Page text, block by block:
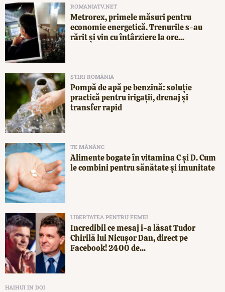
ROMANIATV.NET
Metrorex, primele măsuri pentru
economie energetică. Trenurile s-au
rărit și vin cu întârziere la ore...
ȘTIRI ROMÂNIA
Pompă de apă pe benzină: soluție
practică pentru irigații, drenaj și
transfer rapid
TE MĂNÂNC
Alimente bogate în vitamina C și D. Cum
le combini pentru sănătate și imunitate
LIBERTATEA PENTRU FEMEI
Incredibil ce mesaj i-a lăsat Tudor
Chirilă lui Nicușor Dan, direct pe
Facebook! 2400 de...
HAIHUI IN DOI